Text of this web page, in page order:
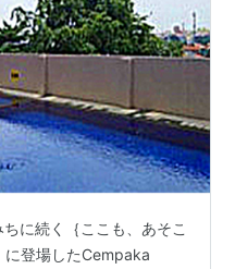
に続く｛ここも、あそこ
登場したCempaka